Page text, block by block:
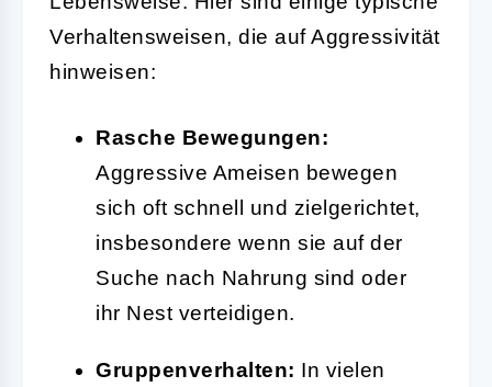
Verhaltensweisen, die auf Aggressivität
hinweisen:
Rasche Bewegungen:
Aggressive Ameisen bewegen
sich oft schnell und zielgerichtet,
insbesondere wenn sie auf der
Suche nach Nahrung sind oder
ihr Nest verteidigen.
Gruppenverhalten: In vielen